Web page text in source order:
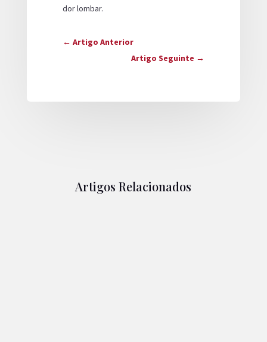
dor lombar.
← Artigo Anterior
Artigo Seguinte →
Artigos Relacionados